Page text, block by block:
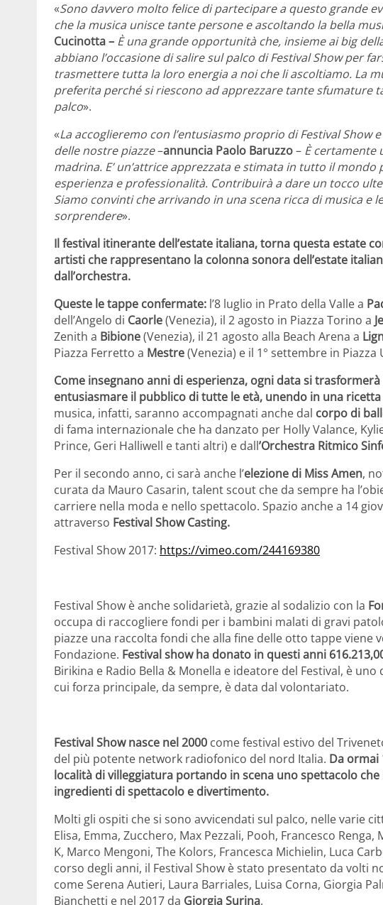
«Sono davvero molto felice di partecipare a questo grande
che la musica unisce tante persone e ascoltando la bella
Cucinotta – È una grande opportunità che, insieme ai big
abbiano l’occasione di salire sul palco di Festival Show per
trasmettere tutta la loro energia a noi che li ascoltiamo. La
preferita perché si riescono ad apprezzare tante sfumature
palco».
«La accoglieremo con l’entusiasmo proprio di Festival
delle nostre piazze–annuncia Paolo Baruzzo– È certamente
madrina. E’ un’attrice apprezzata e stimata in tutto il
esperienza e professionalità. Contribuirà a dare un tocco
Siamo convinti che arrivando in una scena ricca di musica e
sorprendere».
Il festival itinerante dell’estate italiana, torna questa estate
artisti che rappresentano la colonna sonora dell’estate
dall’orchestra.
Queste le tappe confermate: l’8 luglio in Prato della Valle a
dell’Angelo di Caorle(Venezia), il 2 agosto in Piazza Torino a
Zenith a Bibione(Venezia), il 21 agosto alla Beach Arena a
Piazza Ferretto a Mestre(Venezia) e il 1° settembre in Piazza
Come insegnano anni di esperienza, ogni data si
entusiasmare il pubblico di tutte le età, unendo in una
musica, infatti, saranno accompagnati anche dal corpo di
di fama internazionale che ha danzato per Holly Valance,
Prince, Geri Halliwell e tanti altri) e dall’Orchestra Ritmico
Per il secondo anno, ci sarà anche l’elezione di Miss Amen,
curata da Mauro Casarin, talent scout che da sempre ha
carriere nella moda e nello spettacolo. Spazio anche a 14
attraverso Festival Show Casting.
Festival Show 2017: https://vimeo.com/244169380
Festival Show è anche solidarietà, grazie al sodalizio con la
occupa di raccogliere fondi per i bambini malati di gravi
piazze una raccolta fondi che alla fine delle otto tappe viene
Fondazione. Festival show ha donato in questi anni
Birikina e Radio Bella & Monella e ideatore del Festival, è
cui forza principale, da sempre, è data dal volontariato.
Festival Show nasce nel 2000 come festival estivo del
del più potente network radiofonico del nord Italia. Da ormai
località di villeggiatura portando in scena uno spettacolo
ingredienti di spettacolo e divertimento.
Molti gli ospiti che si sono avvicendati sul palco, nelle varie
Elisa, Emma, Zucchero, Max Pezzali, Pooh, Francesco
K, Marco Mengoni, The Kolors, Francesca Michielin, Luca
corso degli anni, il Festival Show è stato presentato da volti
come Serena Autieri, Laura Barriales, Luisa Corna, Giorgia
Bianchetti e nel 2017 da Giorgia Surina.